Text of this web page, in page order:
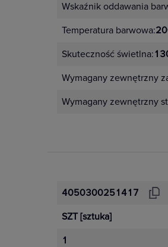
Wskaźnik oddawania
Temperatura barwowa:
Skuteczność świetlna:
Wymagany zewnętrzny
Wymagany zewnętrzny
4050300251417
SZT [sztuka]
1